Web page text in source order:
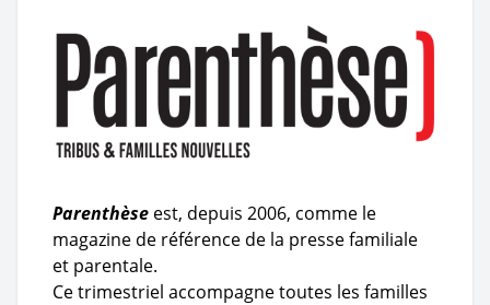
Parenthèse est, depuis 2006, comme le
magazine de référence de la presse familiale
et parentale.
Ce trimestriel accompagne toutes les familles